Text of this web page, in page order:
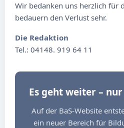
Wir bedanken uns herzlich für
bedauern den Verlust sehr.
Die Redaktion
Tel.: 04148. 919 64 11
Es geht weiter –
Auf der BaS-Website
ein neuer Bereich für